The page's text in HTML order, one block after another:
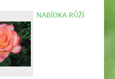
NABÍDKA RŮŽÍ